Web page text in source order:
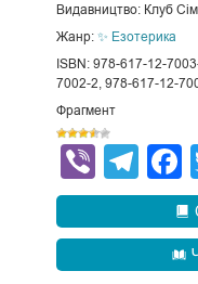
Видавництво: Клуб
Жанр: ✨ Езотерика
ISBN: 978-617-12-
7002-2, 978-617-12-
Фрагмент
Viber